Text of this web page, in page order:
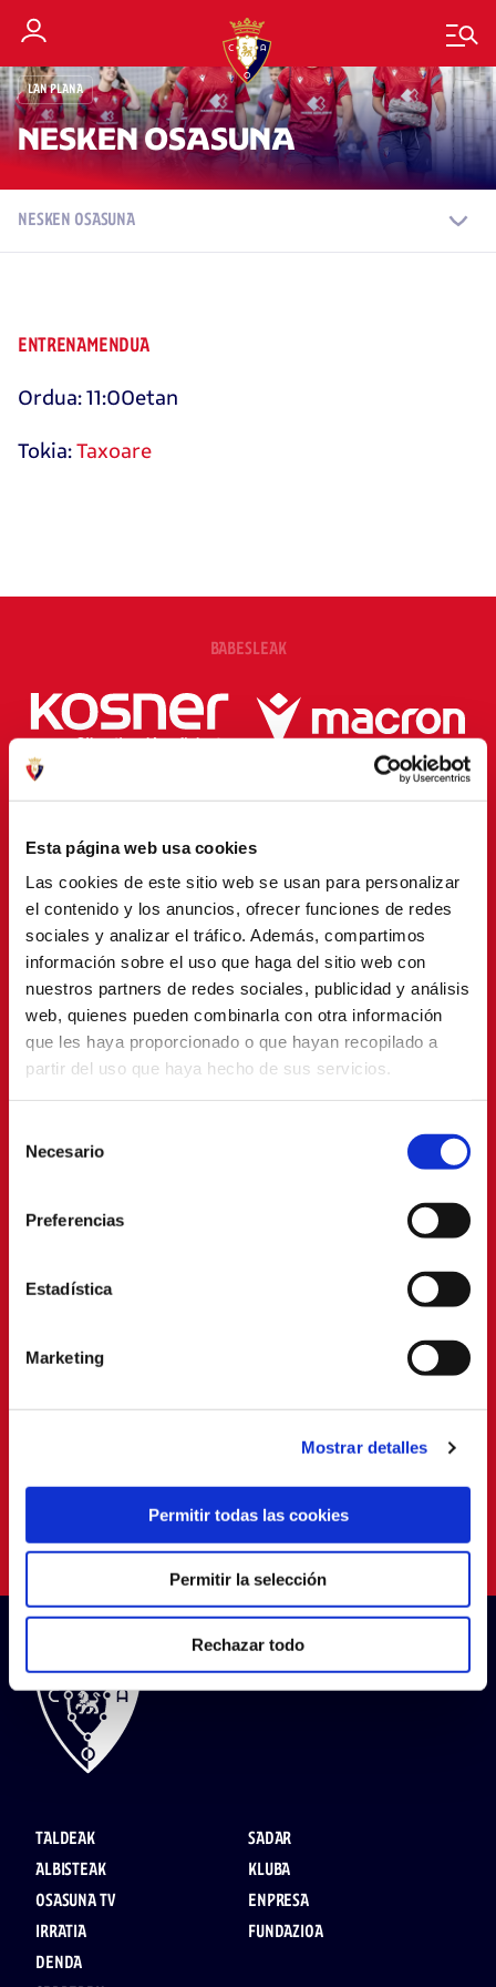
Esta página web usa cookies
Las cookies de este sitio web se usan para personalizar
el contenido y los anuncios, ofrecer funciones de redes
sociales y analizar el tráfico. Además, compartimos
información sobre el uso que haga del sitio web con
nuestros partners de redes sociales, publicidad y análisis
web, quienes pueden combinarla con otra información
que les haya proporcionado o que hayan recopilado a
partir del uso que haya hecho de sus servicios.
Necesario
Preferencias
Estadística
Marketing
Mostrar detalles
Permitir todas las cookies
Permitir la selección
Rechazar todo
LAN PLANA
NESKEN OSASUNA
NESKEN OSASUNA
ENTRENAMENDUA
Ordua: 11:00etan
Tokia:Taxoare
BABESLEAK
TALDEAK
ALBISTEAK
OSASUNA TV
IRRATIA
DENDA
SADAR
KLUBA
ENPRESA
FUNDAZIOA